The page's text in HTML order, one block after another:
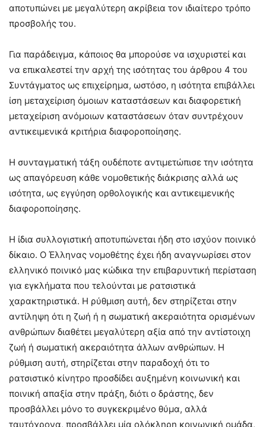
αποτυπώνει με μεγαλύτερη ακρίβεια τον ιδιαίτερο τρόπο
προσβολής του.
Για παράδειγμα, κάποιος θα μπορούσε να ισχυριστεί και
να επικαλεστεί την αρχή της ισότητας του άρθρου 4 του
Συντάγματος ως επιχείρημα, ωστόσο, η ισότητα επιβάλλει
ίση μεταχείριση όμοιων καταστάσεων και διαφορετική
μεταχείριση ανόμοιων καταστάσεων όταν συντρέχουν
αντικειμενικά κριτήρια διαφοροποίησης.
Η συνταγματική τάξη ουδέποτε αντιμετώπισε την ισότητα
ως απαγόρευση κάθε νομοθετικής διάκρισης αλλά ως
ισότητα, ως εγγύηση ορθολογικής και αντικειμενικής
διαφοροποίησης.
Η ίδια συλλογιστική αποτυπώνεται ήδη στο ισχύον ποινικό
δίκαιο. Ο Έλληνας νομοθέτης έχει ήδη αναγνωρίσει στον
ελληνικό ποινικό μας κώδικα την επιβαρυντική περίσταση
για εγκλήματα που τελούνται με ρατσιστικά
χαρακτηριστικά. Η ρύθμιση αυτή, δεν στηρίζεται στην
αντίληψη ότι η ζωή ή η σωματική ακεραιότητα ορισμένων
ανθρώπων διαθέτει μεγαλύτερη αξία από την αντίστοιχη
ζωή ή σωματική ακεραιότητα άλλων ανθρώπων. Η
ρύθμιση αυτή, στηρίζεται στην παραδοχή ότι το
ρατσιστικό κίνητρο προσδίδει αυξημένη κοινωνική και
ποινική απαξία στην πράξη, διότι ο δράστης, δεν
προσβάλλει μόνο το συγκεκριμένο θύμα, αλλά
ταυτόχρονα, προσβάλλει μία ολόκληρη κοινωνική ομάδα,